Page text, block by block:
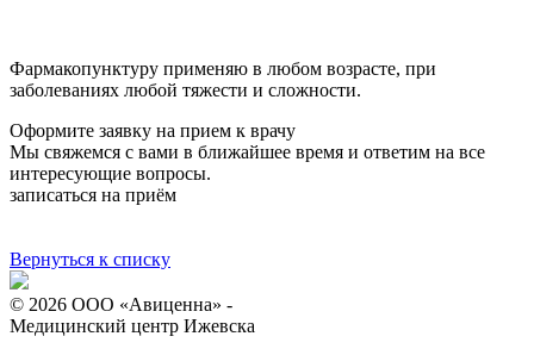
Фармакопунктуру применяю в любом возрасте, при
заболеваниях любой тяжести и сложности.
Оформите заявку на прием к врачу
Мы свяжемся с вами в ближайшее время и ответим на все
интересующие вопросы.
записаться на приём
Вернуться к списку
© 2026 ООО «Авиценна» -
Медицинский центр Ижевска